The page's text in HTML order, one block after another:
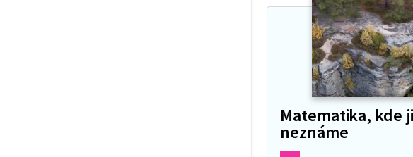
Matematika, kde ji
neznáme